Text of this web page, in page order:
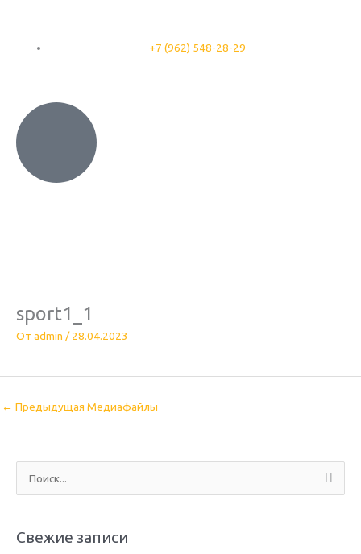
+7 (962) 548-28-29
sport1_1
От admin /28.04.2023
← Предыдущая Медиафайлы
с
Свежие записи